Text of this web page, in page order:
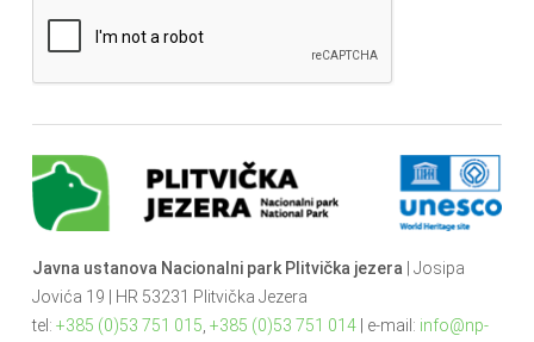
Javna ustanova Nacionalni park Plitvička jezera | Josipa
Jovića 19 | HR 53231 Plitvička Jezera
tel: +385 (0)53 751 015 +385 (0)53 751 014| e-mail: info@np-